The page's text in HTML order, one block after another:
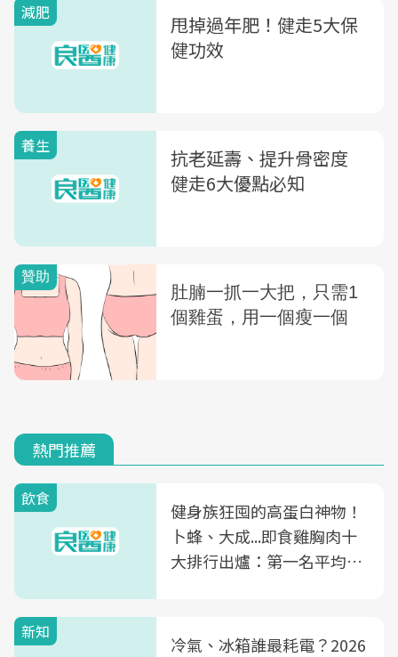
減肥
甩掉過年肥！健走5大保
健功效
養生
抗老延壽、提升骨密度
健走6大優點必知
熱門推薦
飲食
健身族狂囤的高蛋白神物！
卜蜂、大成...即食雞胸肉十
大排行出爐：第一名平均一
新知
冷氣、冰箱誰最耗電？2026